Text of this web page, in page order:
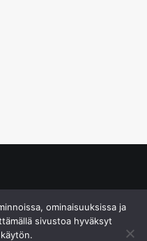
ominaisuuksissa ja
sivustoa hyväksyt